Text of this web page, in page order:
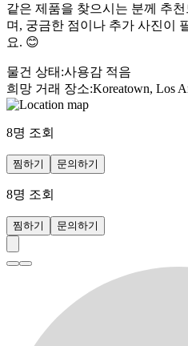
같은 제품을 찾으시는 분께 추
며, 궁금한 점이나 추가 사진이
요. 😊
물건 상태 :사용감 적음
희망 거래 장소:Koreatown, Los
8명 조회
찜하기 문의하기
8명 조회
찜하기 문의하기